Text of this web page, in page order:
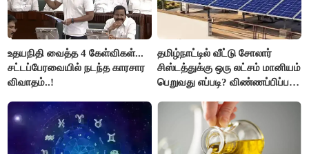
உதயநிதி வைத்த 4 கேள்விகள்...
சட்டப்பேரவையில் நடந்த காரசார
விவாதம்..!
தமிழ்நாட்டில் வீட்டு சோலார்
சிஸ்டத்துக்கு ஒரு லட்சம் மானியம்
பெறுவது எப்படி? விண்ணப்பிப்பது